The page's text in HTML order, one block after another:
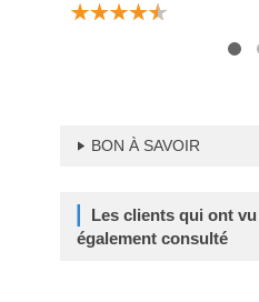
BON À SAVOIR
Les clients qui ont
également consulté